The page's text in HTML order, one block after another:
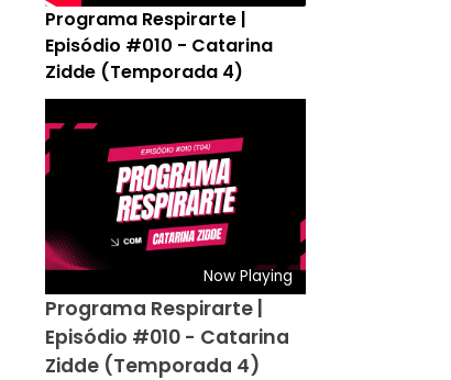
Programa Respirarte |
Episódio #010 - Catarina
Zidde (Temporada 4)
Now Playing
Programa Respirarte |
Episódio #010 - Catarina
Zidde (Temporada 4)